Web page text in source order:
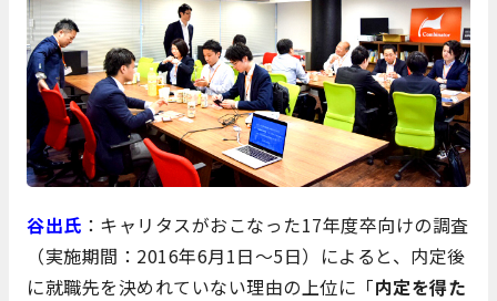
谷出氏 ：キャリタスがおこなった17年度卒向けの調査
（実施期間：2016年6月1日～5日）によると、内定後
に就職先を決めれていない理由の上位に「内定を得た